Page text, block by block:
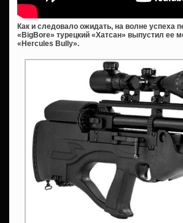
Как и следовало ожидать, на волне успеха
«BigBore» турецкий «Хатсан» выпустил ее
«Hercules Bully».